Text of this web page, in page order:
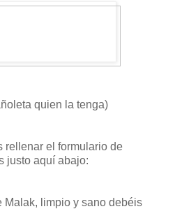
quien la tenga)
rellenar el formulario de
justo aquí abajo:
Malak, limpio y sano debéis